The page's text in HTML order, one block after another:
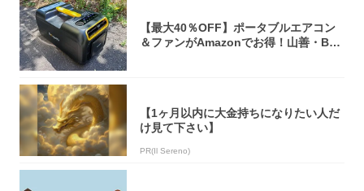
【最大40％OFF】ポータブルエアコン
＆ファンがAmazonでお得！山善・Bo
【1ヶ月以内に大金持ちになりたい人だ
け見て下さい】
PR(Il Sereno)